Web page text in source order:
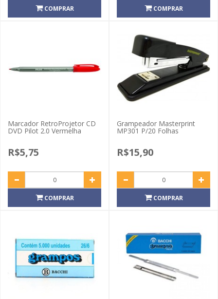
COMPRAR COMPRAR
Marcador RetroProjetor CD
DVD Pilot 2.0 Vermelha
R$5,75
COMPRAR
Grampeador Masterprint
MP301 P/20 Folhas
R$15,90
COMPRAR